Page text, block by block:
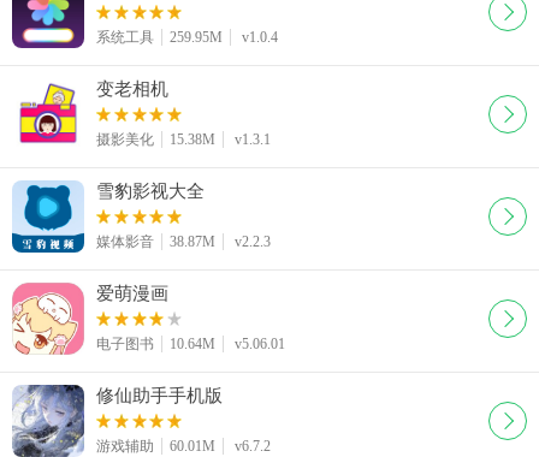
系统工具 259.95M v1.0.4
变老相机
摄影美化 15.38M v1.3.1
雪豹影视大全
媒体影音 38.87M v2.2.3
爱萌漫画
电子图书 10.64M v5.06.01
修仙助手手机版
游戏辅助 60.01M v6.7.2